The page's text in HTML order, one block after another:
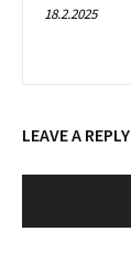
18.2.2025
LEAVE A REPLY